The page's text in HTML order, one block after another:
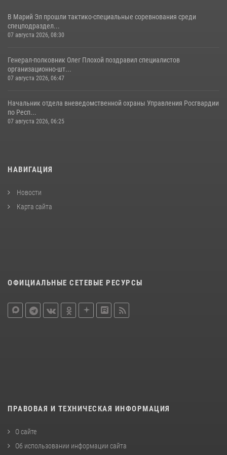
В Марий Эл прошли тактико-специальные соревнования среди
спецподраздел...
07 августа 2026, 08:30
Генерал-полковник Олег Плохой поздравил специалистов
организационно-шт...
07 августа 2026, 06:47
Начальник отдела вневедомственной охраны Управления Росгвардии
по Респ...
07 августа 2026, 06:25
НАВИГАЦИЯ
Новости
Карта сайта
ОФИЦИАЛЬНЫЕ СЕТЕВЫЕ РЕСУРСЫ
ПРАВОВАЯ И ТЕХНИЧЕСКАЯ ИНФОРМАЦИЯ
О сайте
Об использовании информации сайта